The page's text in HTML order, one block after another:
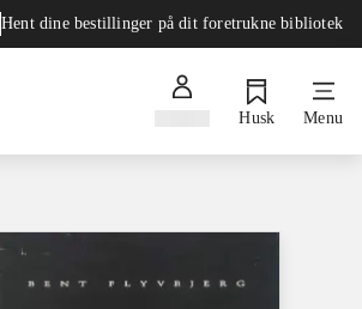
Hent dine bestillinger på dit foretrukne bibliotek
Husk Menu